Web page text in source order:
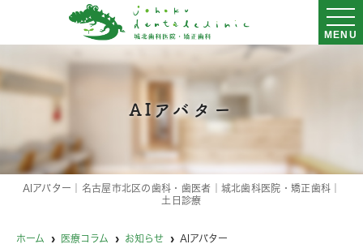
MENU
AIアバター
AIアバター｜名古屋市北区の歯科・歯医者｜城北歯科医院・矯正歯科｜
土日診療
ホーム 医療コラム お知らせ AIアバター